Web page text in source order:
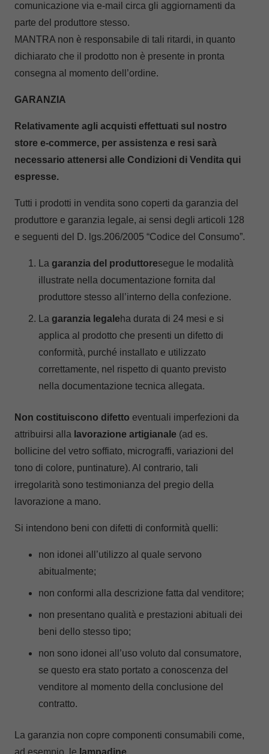
comunicazione via e-mail circa gli aggiornamenti da
parte del produttore stesso.
MANTRA non è responsabile di tali ritardi, in quanto
dichiarato che il prodotto non è presente in pronta
consegna al momento dell’ordine.
GARANZIA
Relativamente agli acquisti effettuati sul nostro
store e-commerce, per assistenza e resi sarà
necessario attenersi alle Condizioni di Vendita qui
espresse.
Tutti i prodotti in vendita sono coperti da garanzia del
produttore e garanzia legale, ai sensi degli articoli 128
e seguenti del D. lgs.206/2005 “Codice del Consumo”.
La garanzia del produttoresegue le modalità
illustrate nella documentazione fornita dal
produttore stesso all’interno della confezione.
La garanzia legaleha durata di 24 mesi e si
applica al prodotto che presenti un difetto di
conformità, purché installato e utilizzato
correttamente, nel rispetto di quanto previsto
nella documentazione tecnica allegata.
Non costituiscono difetto eventuali imperfezioni da
attribuirsi alla lavorazione artigianale (ad es.
bollicine del vetro soffiato, micrograffi, variazioni del
tono di colore, puntinature). Al contrario, tali
irregolarità sono testimonianza del pregio della
lavorazione a mano.
Si intendono beni con difetti di conformità quelli:
non idonei all’utilizzo al quale servono
abitualmente;
non conformi alla descrizione fatta dal venditore;
non presentano qualità e prestazioni abituali dei
beni dello stesso tipo;
non sono idonei all’uso voluto dal consumatore,
se questo era stato portato a conoscenza del
venditore al momento della conclusione del
contratto.
La garanzia non copre componenti consumabili come,
ad esempio, le lampadine